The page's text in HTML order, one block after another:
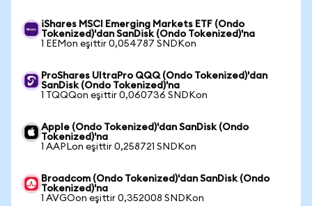
iShares MSCI Emerging Markets ETF (Ondo
Tokenized)'dan SanDisk (Ondo Tokenized)'na
1 EEMon eşittir 0,054787 SNDKon
ProShares UltraPro QQQ (Ondo Tokenized)'dan
SanDisk (Ondo Tokenized)'na
1 TQQQon eşittir 0,060736 SNDKon
Apple (Ondo Tokenized)'dan SanDisk (Ondo
Tokenized)'na
1 AAPLon eşittir 0,258721 SNDKon
Broadcom (Ondo Tokenized)'dan SanDisk (Ondo
Tokenized)'na
1 AVGOon eşittir 0,352008 SNDKon